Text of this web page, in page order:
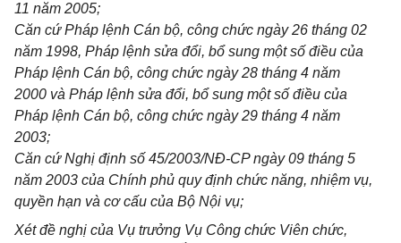
11 năm 2005;
Căn cứ Pháp lệnh Cán bộ, công chức ngày 26 tháng 02
năm 1998, Pháp lệnh sửa đổi, bổ sung một số điều của
Pháp lệnh Cán bộ, công chức ngày 28 tháng 4 năm
2000 và Pháp lệnh sửa đổi, bổ sung một số điều của
Pháp lệnh Cán bộ, công chức ngày 29 tháng 4 năm
2003;
Căn cứ Nghị định số 45/2003/NĐ-CP ngày 09 tháng 5
năm 2003 của Chính phủ quy định chức năng, nhiệm vụ,
quyền hạn và cơ cấu của Bộ Nội vụ;
Xét đề nghị của Vụ trưởng Vụ Công chức Viên chức,